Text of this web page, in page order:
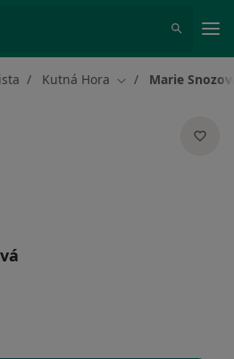
Kutná Hora Změna města
Marie